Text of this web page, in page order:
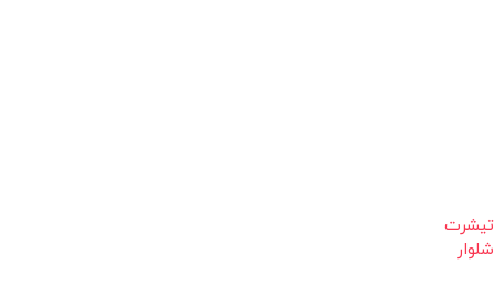
تیشرت
شلوار